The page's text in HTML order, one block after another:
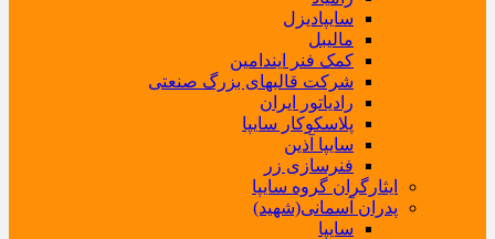
سایپادیزل
مالیبل
کمک فنر ایندامین
شرکت قالبهای بزرگ صنعتی
رادیاتور ایران
پلاسکوکار سایپا
سایپا آذین
فنرسازی زر
ایثارگران گروه سایپا
پدران آسمانی(شهید)
سایپا